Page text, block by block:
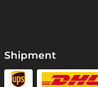
Shipment